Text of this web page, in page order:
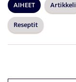
AIHEET Artikkeli
Reseptit